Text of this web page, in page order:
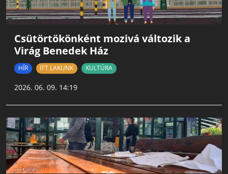
Csütörtökönként mozivá változik a
Virág Benedek Ház
HÍR ITT LAKUNK KULTÚRA
2026. 06. 09. 14:19